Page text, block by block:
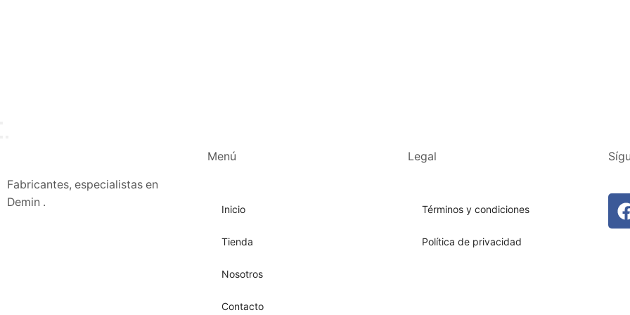
Fabricantes, especialistas en
Demin .
Menú
Inicio
Tienda
Nosotros
Contacto
Legal
Términos y condiciones
Política de privacidad